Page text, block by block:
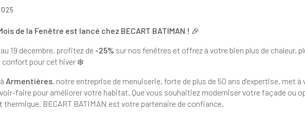
de la Fenêtre est lancé chez BECART BATIMAN ! 🎉
au 19 décembre, profitez de -25% sur nos fenêtres et offrez à votre bien plus de chaleur,
confort pour cet hiver ❄️
Armentières, notre entreprise de menuiserie, forte de plus de 50 ans d’expertise, met
faire pour améliorer votre habitat. Que vous souhaitiez moderniser votre façade ou
thermique, BECART BATIMAN est votre partenaire de confiance.